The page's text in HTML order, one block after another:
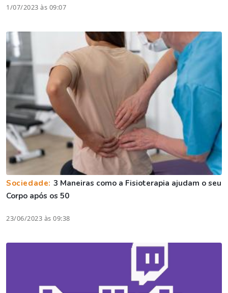
1/07/2023 às 09:07
Sociedade: 3 Maneiras como a Fisioterapia ajudam o seu
Corpo após os 50
23/06/2023 às 09:38